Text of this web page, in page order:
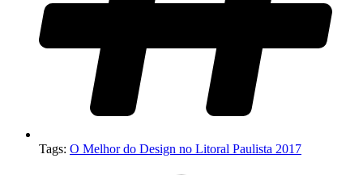
Tags: O Melhor do Design no Litoral Paulista 2017